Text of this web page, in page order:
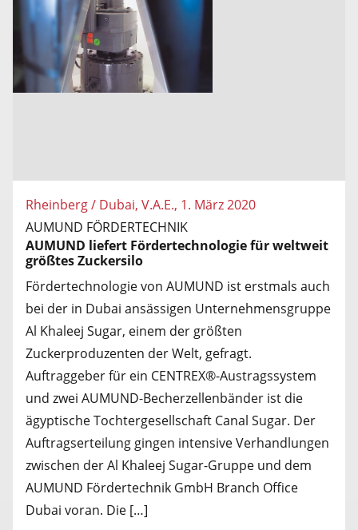
Rheinberg / Dubai, V.A.E., 1. März 2020
AUMUND FÖRDERTECHNIK
AUMUND liefert Fördertechnologie für weltweit
größtes Zuckersilo
Fördertechnologie von AUMUND ist erstmals auch
bei der in Dubai ansässigen Unternehmensgruppe
Al Khaleej Sugar, einem der größten
Zuckerproduzenten der Welt, gefragt.
Auftraggeber für ein CENTREX®-Austragssystem
und zwei AUMUND-Becherzellenbänder ist die
ägyptische Tochtergesellschaft Canal Sugar. Der
Auftragserteilung gingen intensive Verhandlungen
zwischen der Al Khaleej Sugar-Gruppe und dem
AUMUND Fördertechnik GmbH Branch Office
Dubai voran. Die […]